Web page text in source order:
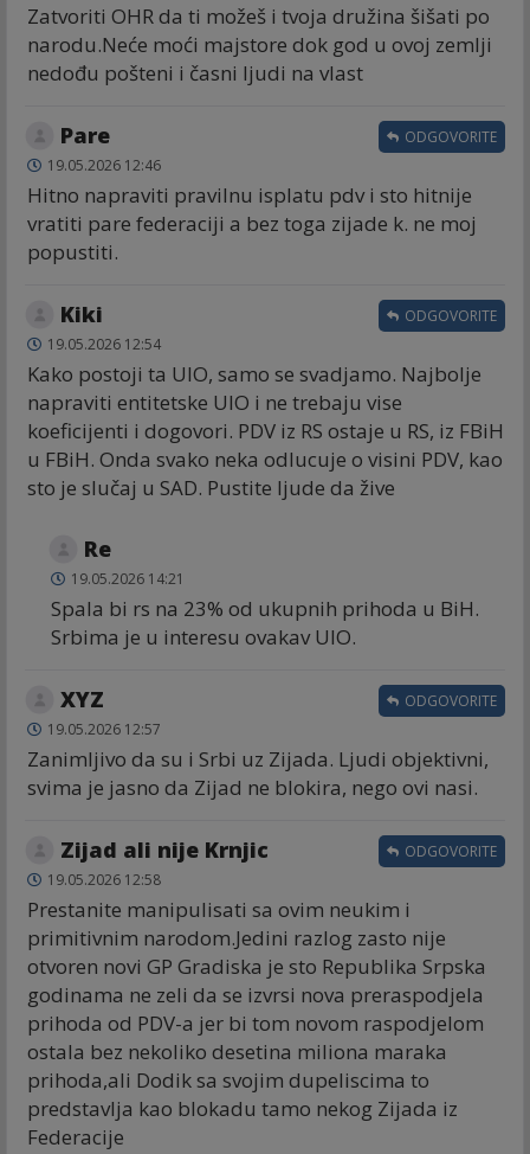
Zatvoriti OHR da ti možeš i tvoja družina šišati po
narodu.Neće moći majstore dok god u ovoj zemlji
nedođu pošteni i časni ljudi na vlast
Pare
19.05.2026 12:46
Hitno napraviti pravilnu isplatu pdv i sto hitnije
vratiti pare federaciji a bez toga zijade k. ne moj
popustiti.
ODGOVORITE
Kiki
19.05.2026 12:54
Kako postoji ta UIO, samo se svadjamo. Najbolje
napraviti entitetske UIO i ne trebaju vise
koeficijenti i dogovori. PDV iz RS ostaje u RS, iz FBiH
u FBiH. Onda svako neka odlucuje o visini PDV, kao
sto je slučaj u SAD. Pustite ljude da žive
ODGOVORITE
Re
19.05.2026 14:21
Spala bi rs na 23% od ukupnih prihoda u BiH.
Srbima je u interesu ovakav UIO.
XYZ
19.05.2026 12:57
Zanimljivo da su i Srbi uz Zijada. Ljudi objektivni,
svima je jasno da Zijad ne blokira, nego ovi nasi.
ODGOVORITE
Zijad ali nije Krnjic
19.05.2026 12:58
Prestanite manipulisati sa ovim neukim i
primitivnim narodom.Jedini razlog zasto nije
otvoren novi GP Gradiska je sto Republika Srpska
godinama ne zeli da se izvrsi nova preraspodjela
prihoda od PDV-a jer bi tom novom raspodjelom
ostala bez nekoliko desetina miliona maraka
prihoda,ali Dodik sa svojim dupeliscima to
predstavlja kao blokadu tamo nekog Zijada iz
Federacije
ODGOVORITE